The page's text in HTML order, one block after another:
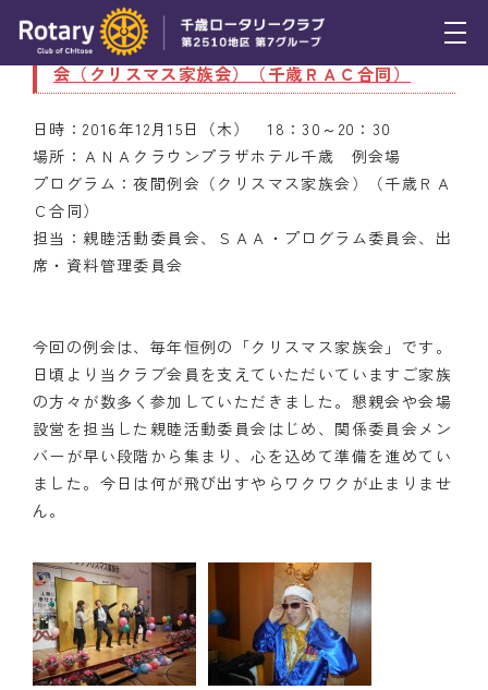
トピックス
例会報告
活動報告
理事会報告
年間プログラム
木曜会
組織図
クラブのあゆみ
歴代会長・幹事
記念誌
案内
12月15日（木） 第18回（通算2451回）夜間例
会（クリスマス家族会）（千歳ＲＡＣ合同）
日時：2016年12月15日（木） 18：30～20：30
場所：ＡＮＡクラウンプラザホテル千歳 例会場
プログラム：夜間例会（クリスマス家族会）（千歳ＲＡ
Ｃ合同）
担当：親睦活動委員会、ＳＡＡ・プログラム委員会、出
席・資料管理委員会
今回の例会は、毎年恒例の「クリスマス家族会」です。
日頃より当クラブ会員を支えていただいていますご家族
の方々が数多く参加していただきました。懇親会や会場
設営を担当した親睦活動委員会はじめ、関係委員会メン
バーが早い段階から集まり、心を込めて準備を進めてい
ました。今日は何が飛び出すやらワクワクが止まりませ
ん。